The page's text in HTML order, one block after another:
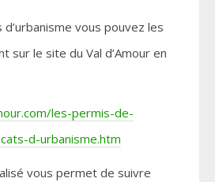
vous pouvez les
sur le site du Val d’Amour en
les-permis-de-
d-urbanisme.htm
vous permet de suivre